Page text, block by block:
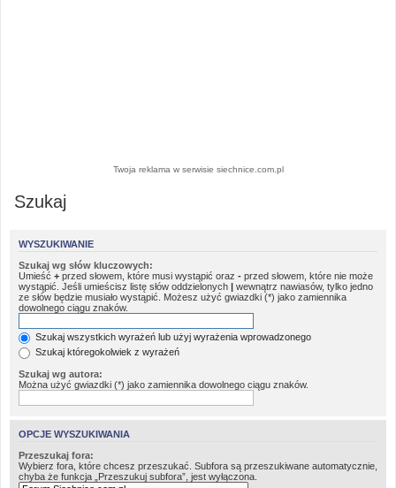
Twoja reklama w serwisie siechnice.com.pl
Szukaj
WYSZUKIWANIE
Szukaj wg słów kluczowych:
Umieść + przed słowem, które musi wystąpić oraz - przed słowem, które nie może
wystąpić. Jeśli umieścisz listę słów oddzielonych
wewnątrz nawiasów, tylko jedno
ze słów będzie musiało wystąpić. Możesz użyć gwiazdki (*) jako zamiennika
dowolnego ciągu znaków.
Szukaj wszystkich wyrażeń lub użyj wyrażenia wprowadzonego
Szukaj któregokolwiek z wyrażeń
Szukaj wg autora:
Można użyć gwiazdki (*) jako zamiennika dowolnego ciągu znaków.
OPCJE WYSZUKIWANIA
Przeszukaj fora:
Wybierz fora, które chcesz przeszukać. Subfora są przeszukiwane automatycznie,
chyba że funkcja „Przeszukuj subfora”, jest wyłączona.